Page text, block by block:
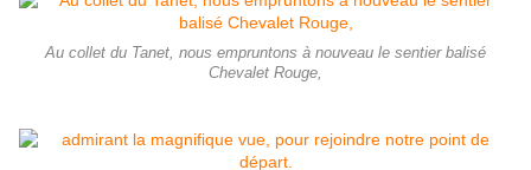
Au collet du Tanet, nous empruntons à nouveau le sentier balisé
Chevalet Rouge,